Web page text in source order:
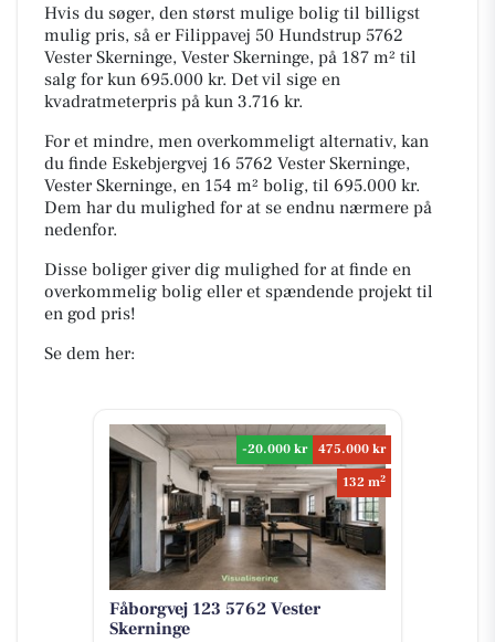
Hvis du søger, den størst mulige bolig til billigst
mulig pris, så er Filippavej 50 Hundstrup 5762
Vester Skerninge, Vester Skerninge, på 187 m² til
salg for kun 695.000 kr. Det vil sige en
kvadratmeterpris på kun 3.716 kr.
For et mindre, men overkommeligt alternativ, kan
du finde Eskebjergvej 16 5762 Vester Skerninge,
Vester Skerninge, en 154 m² bolig, til 695.000 kr.
Dem har du mulighed for at se endnu nærmere på
nedenfor.
Disse boliger giver dig mulighed for at finde en
overkommelig bolig eller et spændende projekt til
en god pris!
Se dem her:
-20.000 kr
475.000 kr
132 m2
Fåborgvej 123 5762 Vester
Skerninge